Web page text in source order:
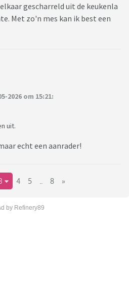
gescharreld uit de keukenla
Met zo'n mes kan ik best een
2026 om 15:21:
uit.
echt een aanrader!
4 5 8 »
by Refinery89